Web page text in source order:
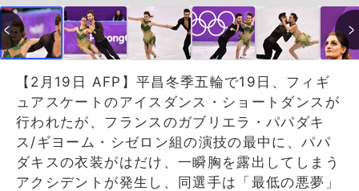
【2月19日 AFP】平昌冬季五輪で19日、フィギ
ュアスケートのアイスダンス・ショートダンスが
行われたが、フランスのガブリエラ・パパダキ
ス/ギヨーム・シゼロン組の演技の最中に、パパ
ダキスの衣装がはだけ、一瞬胸を露出してしまう
アクシデントが発生し、同選手は「最低の悪夢」